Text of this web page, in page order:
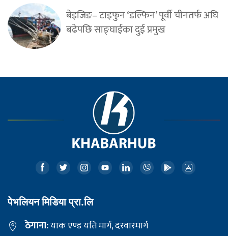
बेइजिङ– टाइफुन ‘डल्फिन’ पूर्वी चीनतर्फ अघि
बढेपछि साङ्घाईका दुई प्रमुख
पेभलियन मिडिया प्रा.लि
ठेगाना:याक एण्ड यति मार्ग, दरवारमार्ग